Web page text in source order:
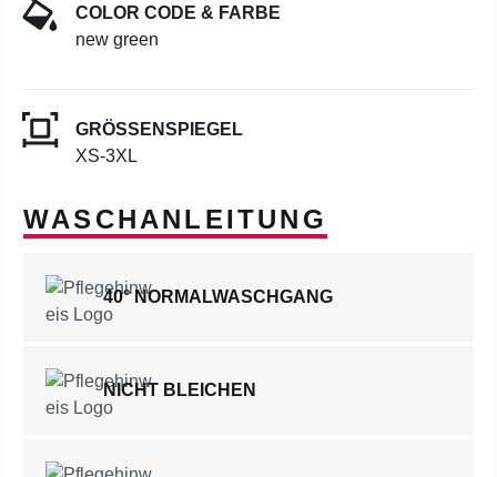
COLOR CODE & FARBE
new green
GRÖSSENSPIEGEL
XS-3XL
WASCHANLEITUNG
40° NORMALWASCHGANG
NICHT BLEICHEN